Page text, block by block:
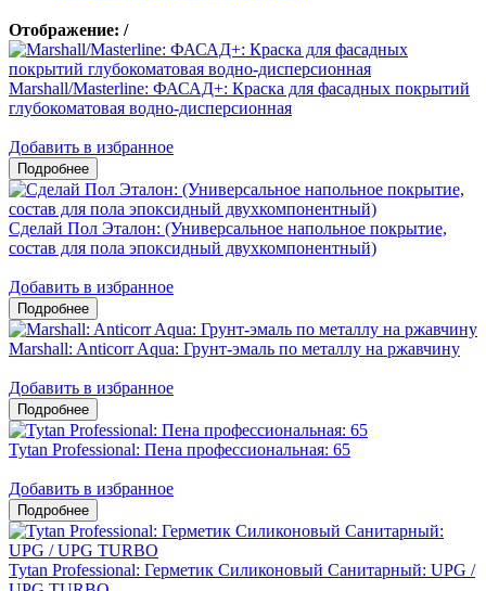
Отображение: /
Marshall/Masterline: ФАСАД+: Краска для фасадных покрытий
глубокоматовая водно-дисперсионная
Добавить в избранное
Сделай Пол Эталон: (Универсальное напольное покрытие,
состав для пола эпоксидный двухкомпонентный)
Добавить в избранное
Marshall: Anticorr Aqua: Грунт-эмаль по металлу на ржавчину
Добавить в избранное
Tytan Professional: Пена профессиональная: 65
Добавить в избранное
Tytan Professional: Герметик Силиконовый Санитарный: UPG /